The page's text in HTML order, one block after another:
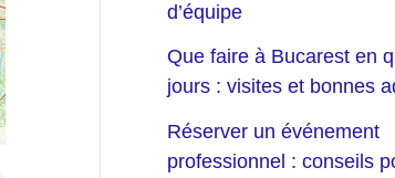
d’équipe
Que faire à Bucarest en
jours : visites et bonnes
Réserver un événement
professionnel : conseils